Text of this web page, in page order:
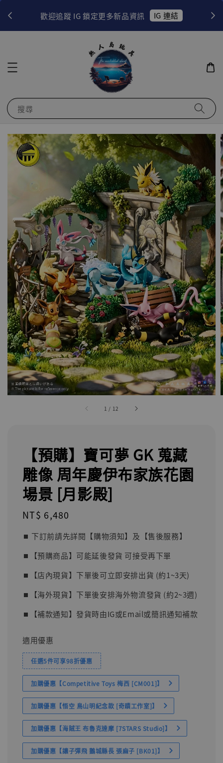
歡迎追蹤 IG 鎖定更多新品資訊 IG 連結
搜尋
1 / 12
【預購】寶可夢 GK 蒐藏
雕像 周年慶伊布家族花園
場景 [月影殿]
Regular
NT$ 6,480
⏹︎ 下訂前請先詳閱【購物須知】及【售後服務】
⏹︎【預購商品】可能延後發貨 可接受再下單
⏹︎【店內現貨】下單後可立即安排出貨 (約1~3天)
⏹︎【海外現貨】下單後安排海外物流發貨 (約2~3週)
⏹︎【補款通知】發貨時由IG或Email或簡訊通知補款
適用優惠
任選5件可享98折優惠
加購優惠【Competitive Toys 梅西 [CM001]】
加購優惠【悟空 鳥山明紀念款 [奇蹟工作室]】
加購優惠【海賊王 布魯克達摩 [7STARS Studio]】
加購優惠【讓子彈飛 鵝城縣長 張麻子 [BK01]】